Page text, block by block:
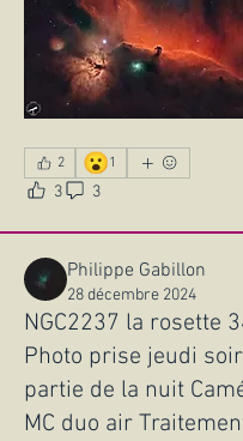
2 😮1
3 3
Philippe Gabillon
28 décembre 2024
NGC2237 la rosette
Photo prise jeudi
partie de la nuit
MC duo air